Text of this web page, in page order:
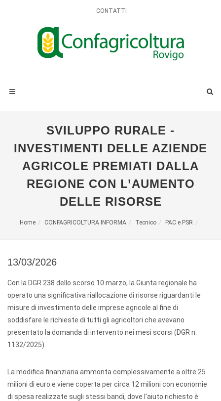
CONTATTI
SVILUPPO RURALE -
INVESTIMENTI DELLE AZIENDE
AGRICOLE PREMIATI DALLA
REGIONE CON L’AUMENTO
DELLE RISORSE
Home CONFAGRICOLTURA INFORMA Tecnico PAC e PSR
13/03/2026
Con la DGR 238 dello scorso 10 marzo, la Giunta regionale ha
operato una significativa riallocazione di risorse riguardanti le
misure di investimento delle imprese agricole al fine di
soddisfare le richieste di tutti gli agricoltori che avevano
presentato la domanda di intervento nei mesi scorsi (DGR n.
1132/2025).
La modifica finanziaria ammonta complessivamente a oltre 25
milioni di euro e viene coperta per circa 12 milioni con economie
di spesa realizzate sugli stessi bandi, dove l’aiuto richiesto è